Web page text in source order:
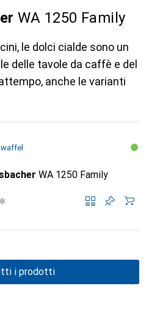
WA 1250 Family
le dolci cialde sono un
delle tavole da caffè e del
anche le varianti
WA 1250 Family
i prodotti